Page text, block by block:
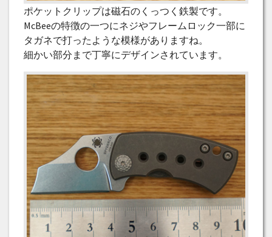
ポケットクリップは磁石のくっつく鉄製です。
McBeeの特徴の一つにネジやフレームロック一部に
タガネで打ったような模様がありますね。
細かい部分まで丁寧にデザインされています。